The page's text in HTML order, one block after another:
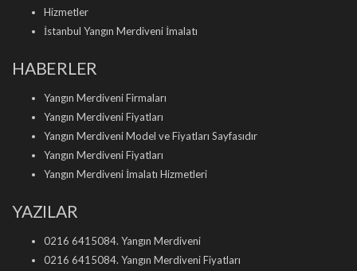
Hizmetler
İstanbul Yangın Merdiveni İmalatı
HABERLER
Yangın Merdiveni Firmaları
Yangın Merdiveni Fiyatları
Yangın Merdiveni Model ve Fiyatları Sayfasıdır
Yangın Merdiveni Fiyatları
Yangın Merdiveni İmalatı Hizmetleri
YAZILAR
0216 6415084. Yangın Merdiveni
0216 6415084. Yangın Merdiveni Fiyatları